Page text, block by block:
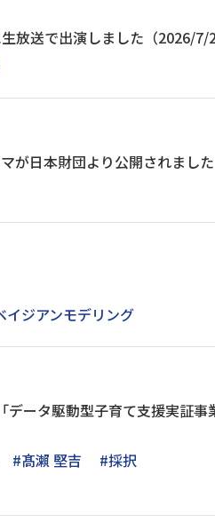
放送で出演しました（2026/7/
が日本財団より公開されました
イジアンモデリング
データ駆動型子育て支援実証事
#髙瀨 堅吉
#採択